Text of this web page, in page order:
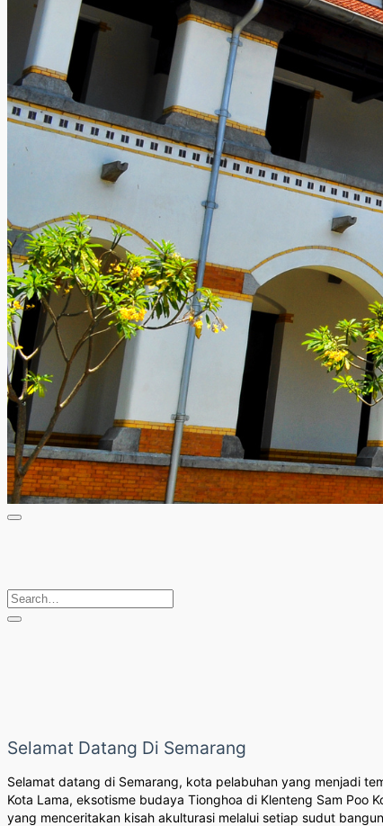
Selamat Datang Di Semarang
Selamat datang di Semarang, kota pelabuhan yang menjadi
Kota Lama, eksotisme budaya Tionghoa di Klenteng Sam Poo
yang menceritakan kisah akulturasi melalui setiap sudut